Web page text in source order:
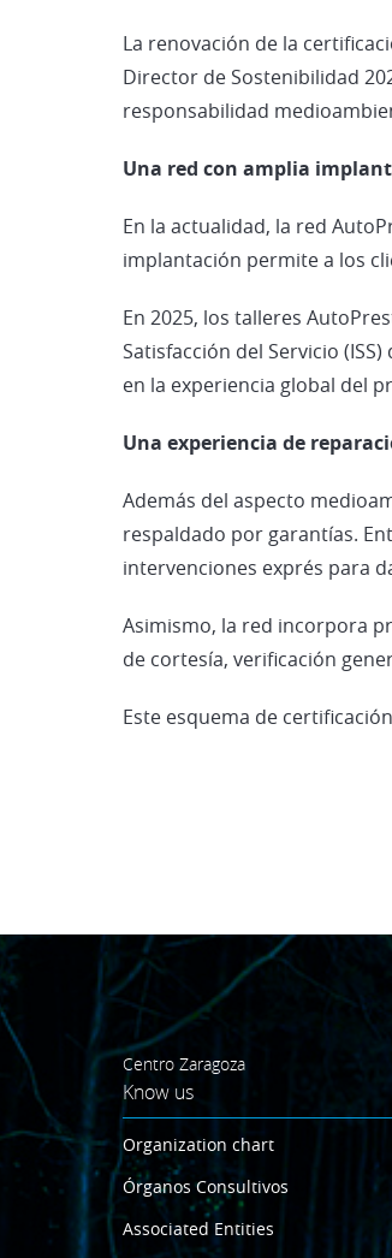
La renovación de la
Director de Sostenibilidad
responsabilidad
Una red con amplia
En la actualidad, la red
implantación permite a los
En 2025, los talleres
Satisfacción del Servicio
en la experiencia global del
Una experiencia de
Además del aspecto
respaldado por garantías.
intervenciones exprés para
Asimismo, la red incorpora
de cortesía, verificación
Este esquema de
Centro Zaragoza
Know us
Organization chart
Órganos Consultivos
Associated Entities